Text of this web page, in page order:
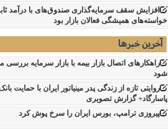
افزایش سقف سرمایه‌گذاری صندوق‌های با درآمد
خواسته‌های همیشگی فعالان بازار بود
آخرین خبرها
راهکارهای اتصال بازار بیمه با بازار سرمایه بررسی
شود
روایتی تازه از زندگی پدر مینیاتور ایران با حمایت
پاسارگاد+ گزارش تصویری
پیروزی ترامپ، بورس ایران را سرخ پوش کرد